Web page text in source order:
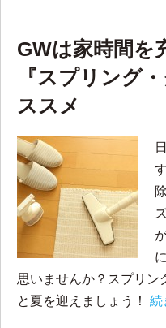
GWは家時間を
『スプリング
ススメ
思いませんか？スプリン
と夏を迎えましょう！ 続